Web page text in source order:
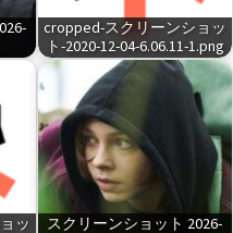
cropped-スクリーンショッ
ト-2020-12-04-6.06.11-1.png
ッ
スクリーンショット 2026-